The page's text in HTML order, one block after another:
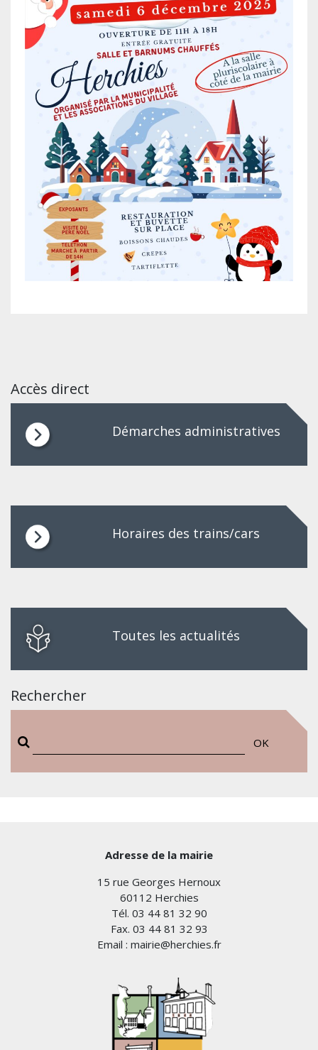
Accès direct
Démarches administratives
Horaires des trains/cars
Toutes les actualités
Rechercher
OK
Adresse de la mairie
15 rue Georges Hernoux
60112 Herchies
Tél. 03 44 81 32 90
Fax. 03 44 81 32 93
Email : mairie@herchies.fr